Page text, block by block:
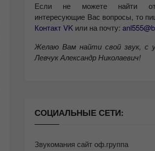
Если не можете найти
интересующие Вас вопросы, то
Контакт VK или на почту:
Желаю Вам найти свой звук, с
Левчук Александр Николаевич!
СОЦИАЛЬНЫЕ СЕТИ:
Звукомания сайт оф.группа